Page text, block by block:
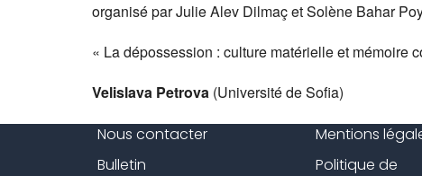
organisé par Julie Alev Dilmaç et Solène Bahar
« La dépossession : culture matérielle et mémoire
Velislava Petrova (Université de Sofia)
Nous contacter
Bulletin
Mentions
Politique de